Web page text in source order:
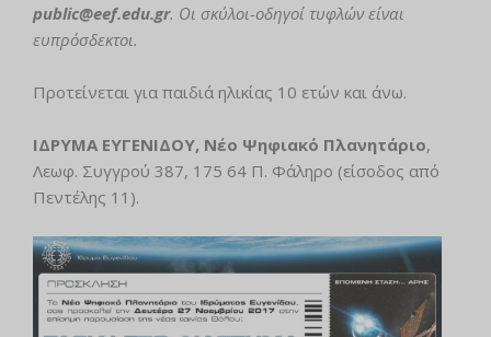
public@eef.edu.gr. Οι σκύλοι-οδηγοί τυφλών είναι
ευπρόσδεκτοι.
Προτείνεται για παιδιά ηλικίας 10 ετών και άνω.
ΙΔΡΥΜΑ ΕΥΓΕΝΙΔΟΥ, Νέο Ψηφιακό Πλανητάριο,
Λεωφ. Συγγρού 387, 175 64 Π. Φάληρο (είσοδος από
Πεντέλης 11).